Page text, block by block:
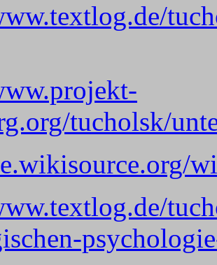
tucholsk/